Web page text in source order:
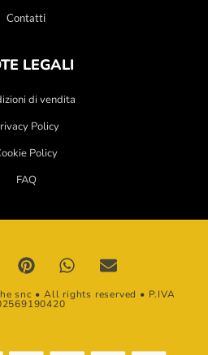
Contatti
LEGALI
di vendita
Policy
Policy
FAQ
snc • All rights reserved • P.IVA